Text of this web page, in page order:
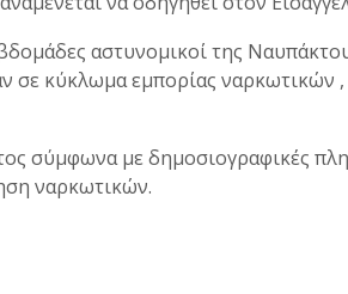
αστυνομικοί της
σε κύκλωμα εμπορίας ναρκωτικών
σύμφωνα με δημοσιογραφικές
ναρκωτικών.